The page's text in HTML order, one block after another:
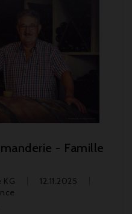
- Famille
12.11.2025